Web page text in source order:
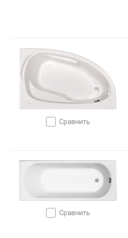
сравнить
сравнить